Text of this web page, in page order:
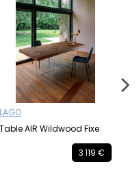
LAGO
Table AIR Wildwood Fixe
3 119 €